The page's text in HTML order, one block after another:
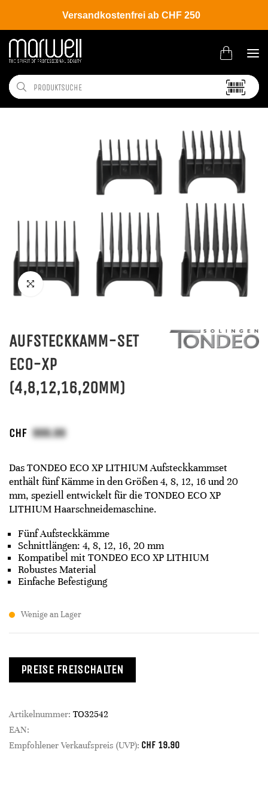
Versandkostenfrei ab CHF 250
Shop Brands Tondeo
AUFSTECKKAMM-SET
ECO-XP
(4,8,12,16,20MM)
CHF
Das TONDEO ECO XP LITHIUM Aufsteckkammset
enthält fünf Kämme in den Größen 4, 8, 12, 16 und 20
mm, speziell entwickelt für die TONDEO ECO XP
LITHIUM Haarschneidemaschine.
Fünf Aufsteckkämme
Schnittlängen: 4, 8, 12, 16, 20 mm
Kompatibel mit TONDEO ECO XP LITHIUM
Robustes Material
Einfache Befestigung
Wenige an Lager
PREISE FREISCHALTEN
Artikelnummer: TO32542
EAN:
Empfohlener Verkaufspreis (UVP): CHF 19.90